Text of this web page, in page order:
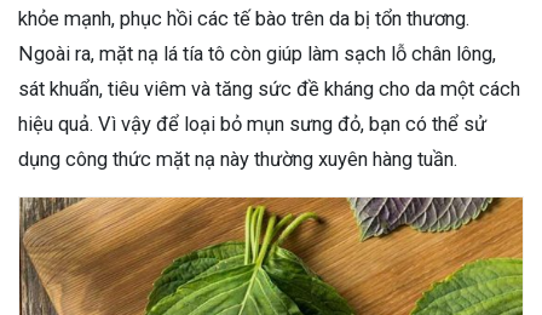
khỏe mạnh, phục hồi các tế bào trên da bị tổn thương.
Ngoài ra, mặt nạ lá tía tô còn giúp làm sạch lỗ chân lông,
sát khuẩn, tiêu viêm và tăng sức đề kháng cho da một cách
hiệu quả. Vì vậy để loại bỏ mụn sưng đỏ, bạn có thể sử
dụng công thức mặt nạ này thường xuyên hàng tuần.